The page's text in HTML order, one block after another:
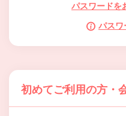
パスワードを
パスワ
初めてご利用の方・